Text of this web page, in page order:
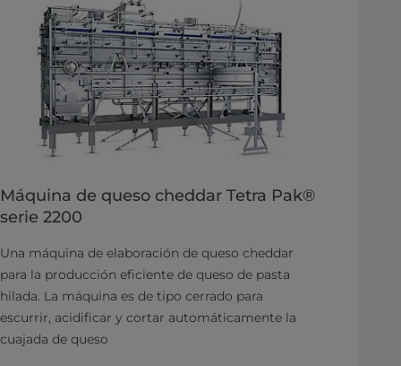
Máquina de queso cheddar Tetra Pak®
serie 2200
Una máquina de elaboración de queso cheddar
para la producción eficiente de queso de pasta
hilada. La máquina es de tipo cerrado para
escurrir, acidificar y cortar automáticamente la
cuajada de queso